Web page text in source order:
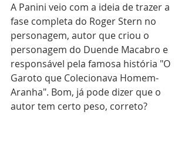
A Panini veio com a ideia de trazer a
fase completa do Roger Stern no
personagem, autor que criou o
personagem do Duende Macabro e
responsável pela famosa história "O
Garoto que Colecionava Homem-
Aranha". Bom, já pode dizer que o
autor tem certo peso, correto?